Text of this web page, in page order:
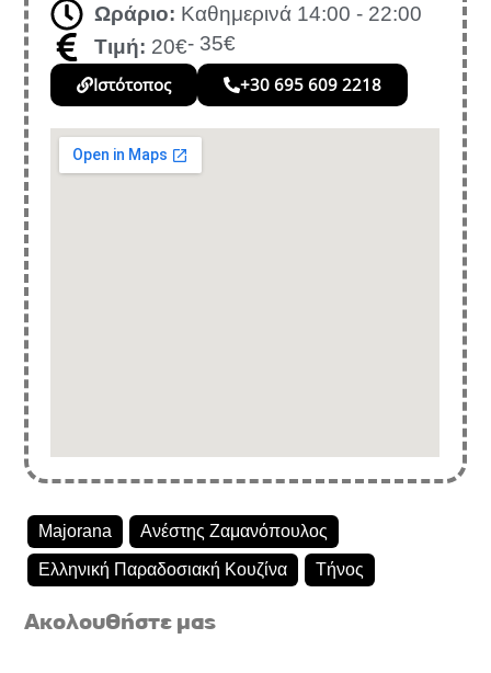
Ωράριο: Καθημερινά 14:00 - 22:00
Τιμή: 20€- 35€
Ιστότοπος +30 695 609 2218
Majorana Ανέστης Ζαμανόπουλος
Ελληνική Παραδοσιακή Κουζίνα Τήνος
Ακολουθήστε μας